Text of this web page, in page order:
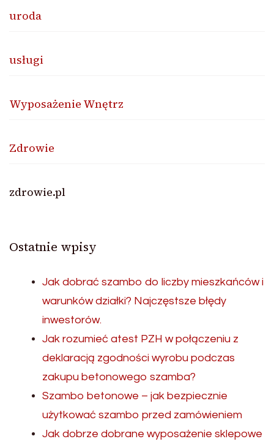
uroda
usługi
Wyposażenie Wnętrz
Zdrowie
zdrowie.pl
Ostatnie wpisy
Jak dobrać szambo do liczby mieszkańców i
warunków działki? Najczęstsze błędy
inwestorów.
Jak rozumieć atest PZH w połączeniu z
deklaracją zgodności wyrobu podczas
zakupu betonowego szamba?
Szambo betonowe – jak bezpiecznie
użytkować szambo przed zamówieniem
Jak dobrze dobrane wyposażenie sklepowe